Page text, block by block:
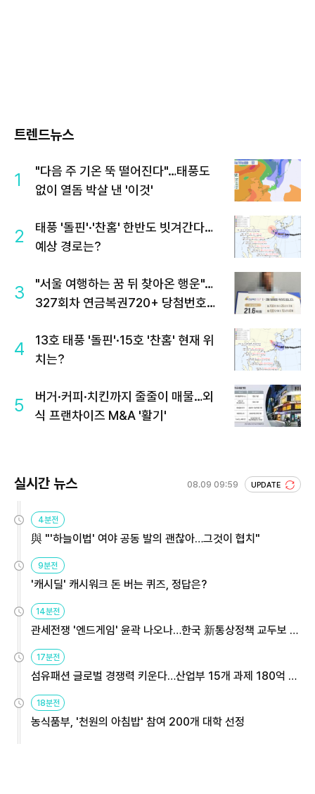
트렌드뉴스
1
"다음 주 기온 뚝 떨어진다"…태풍도
없이 열돔 박살 낸 '이것'
2
태풍 '돌핀'·'찬홈' 한반도 빗겨간다…
예상 경로는?
3
"서울 여행하는 꿈 뒤 찾아온 행운"…
327회차 연금복권720+ 당첨번호조
4
13호 태풍 '돌핀'·15호 '찬홈' 현재 위
치는?
5
버거·커피·치킨까지 줄줄이 매물…외
식 프랜차이즈 M&A '활기'
실시간 뉴스 08.09 09:59 UPDATE
4분전
與 "'하늘이법' 여야 공동 발의 괜찮아…그것이 협치"
9분전
'캐시딜' 캐시워크 돈 버는 퀴즈, 정답은?
14분전
관세전쟁 '엔드게임' 윤곽 나오나…한국 新통상정책 교두보 활
17분전
섬유패션 글로벌 경쟁력 키운다…산업부 15개 과제 180억 지
18분전
농식품부, '천원의 아침밥' 참여 200개 대학 선정